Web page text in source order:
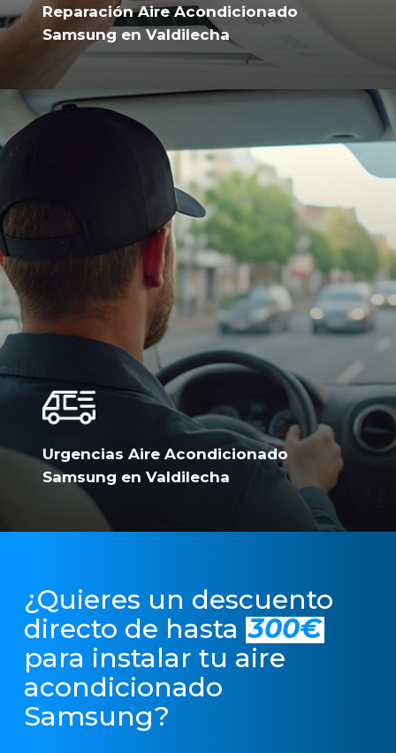
Reparación Aire Acondicionado
Samsung en Valdilecha
Urgencias Aire Acondicionado
Samsung en Valdilecha
¿Quieres un descuento
directo de hasta 300€
para instalar tu aire
acondicionado
Samsung?